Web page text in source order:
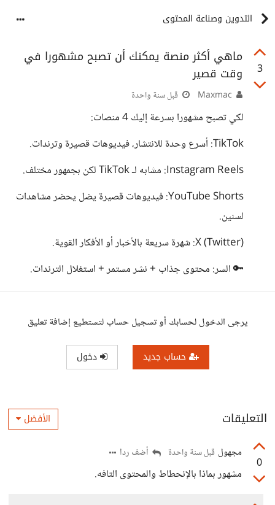
التدوين وصناعة المحتوى
3
ماهي أكثر منصة يمكنك أن تصبح مشهورا في
وقت قصير
قبل سنة واحدة
لكي تصبح مشهورا بسرعة إليك 4 منصات:
TikTok: أسرع وحدة للانتشار، فيديوهات قصيرة وترندات.
Instagram Reels: مشابه لـ TikTok لكن بجمهور مختلف.
YouTube Shorts: فيديوهات قصيرة يضل يحضر مشاهدات
لسنين.
X (Twitter): شهرة سريعة بالأخبار أو الأفكار القوية.
🔑 السر: محتوى جذاب + نشر مستمر + استغلال الترندات.
يرجى الدخول لحسابك أو تسجيل حساب لتستطيع إضافة تعليق
حساب جديد دخول
التعليقات الأفضل
0
مجهول قبل سنة واحدة أضف ردا
مشهور بماذا بالإنحطاط والمحتوى التافه.